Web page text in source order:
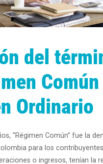
del
Ordinario
“Régimen Común” fue la
para los
o ingresos, tenían la